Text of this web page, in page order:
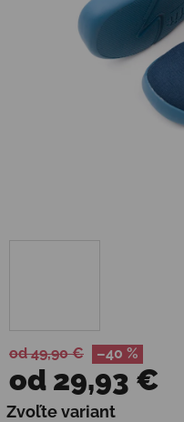
od 49,90 € –40 %
od 29,93 €
Jednotková cena:
Zvoľte variant